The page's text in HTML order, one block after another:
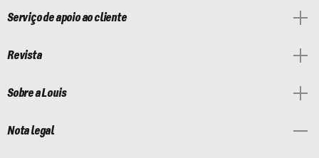
Serviço de apoio ao cliente
Revista
Sobre a Louis
Nota legal